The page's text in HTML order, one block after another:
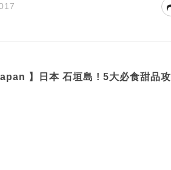
】日本 石垣島 ! 5大必食甜品攻